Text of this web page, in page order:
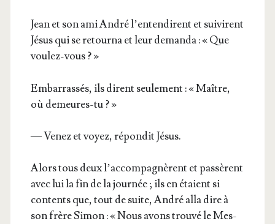
Jean et son ami André l’en­ten­dirent et sui­virent
Jésus qui se retour­na et leur deman­da : « Que
voulez-vous ? »
Embar­ras­sés, ils dirent seule­ment : « Maître,
où demeures-tu ? »
— Venez et voyez, répon­dit Jésus.
Alors tous deux l’ac­com­pa­gnèrent et pas­sèrent
avec lui la fin de la jour­née ; ils en étaient si
contents que, tout de suite, André alla dire à
son frère Simon : « Nous avons trou­vé le Mes­